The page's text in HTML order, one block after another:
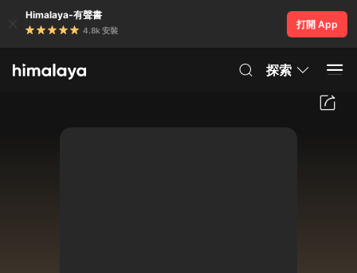
Himalaya-有聲書
4.8k 安裝
打開 App
探索